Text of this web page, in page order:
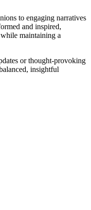
to engaging narratives
and inspired,
maintaining a
or thought-provoking
insightful